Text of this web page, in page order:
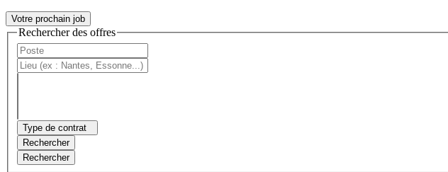
Votre prochain job
Rechercher des offres
Type de contrat
Rechercher
Rechercher